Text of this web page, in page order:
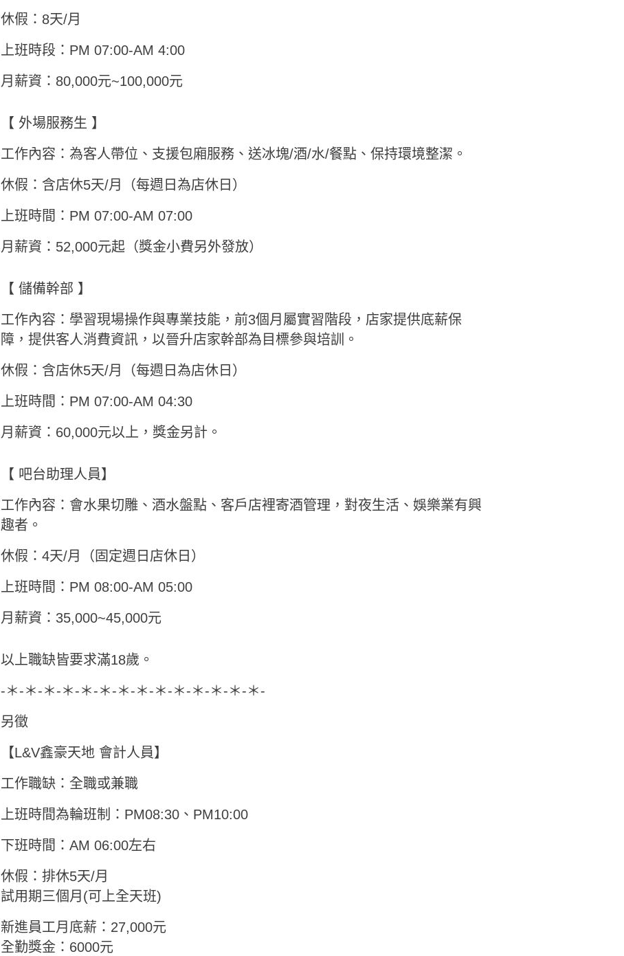
休假：8天/月
上班時段：PM 07:00-AM 4:00
月薪資：80,000元~100,000元
【 外場服務生 】
工作內容：為客人帶位、支援包廂服務、送冰塊/酒/水/餐點、保持環境整潔。
休假：含店休5天/月（每週日為店休日）
上班時間：PM 07:00-AM 07:00
月薪資：52,000元起（獎金小費另外發放）
【 儲備幹部 】
工作內容：學習現場操作與專業技能，前3個月屬實習階段，店家提供底薪保
障，提供客人消費資訊，以晉升店家幹部為目標參與培訓。
休假：含店休5天/月（每週日為店休日）
上班時間：PM 07:00-AM 04:30
月薪資：60,000元以上，獎金另計。
【 吧台助理人員】
工作內容：會水果切雕、酒水盤點、客戶店裡寄酒管理，對夜生活、娛樂業有興
趣者。
休假：4天/月（固定週日店休日）
上班時間：PM 08:00-AM 05:00
月薪資：35,000~45,000元
以上職缺皆要求滿18歲。
-＊-＊-＊-＊-＊-＊-＊-＊-＊-＊-＊-＊-＊-＊-
另徵
【L&V鑫豪天地 會計人員】
工作職缺：全職或兼職
上班時間為輪班制：PM08:30、PM10:00
下班時間：AM 06:00左右
休假：排休5天/月
試用期三個月(可上全天班)
新進員工月底薪：27,000元
全勤獎金：6000元